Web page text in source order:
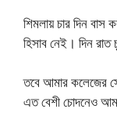
শিমলায় চার দিন বাস
হিসাব নেই। দিন রাত
তবে আমার কলেজের
এত বেশী চোদনেও